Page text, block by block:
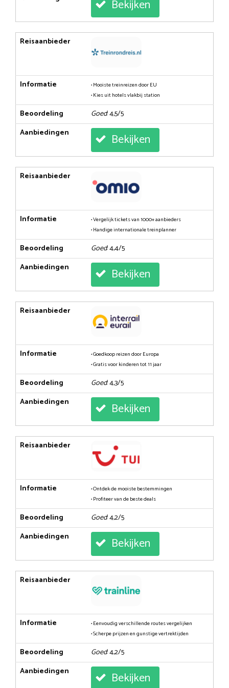
Bekijken
Reisaanbieder
Informatie
• Mooiste treinreizen door EU
• Kies uit hotels vlakbij station
Beoordeling Goed: 4,5/5
Aanbiedingen
Bekijken
Reisaanbieder
Informatie
• Vergelijk tickets van 1000+ aanbieders
• Handige internationale treinplanner
Beoordeling Goed: 4,4/5
Aanbiedingen
Bekijken
Reisaanbieder
Informatie
• Goedkoop reizen door Europa
• Gratis voor kinderen tot 11 jaar
Beoordeling Goed: 4,3/5
Aanbiedingen
Bekijken
Reisaanbieder
Informatie
• Ontdek de mooiste bestemmingen
• Profiteer van de beste deals
Beoordeling Goed: 4,2/5
Aanbiedingen
Bekijken
Reisaanbieder
Informatie
• Eenvoudig verschillende routes vergelijken
• Scherpe prijzen en gunstige vertrektijden
Beoordeling Goed: 4,2/5
Aanbiedingen
Bekijken